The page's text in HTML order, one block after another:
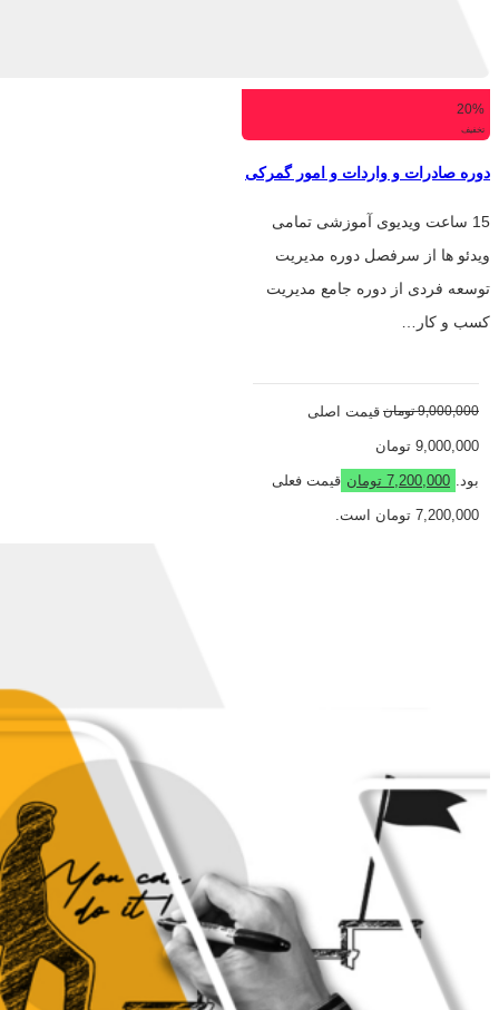
20%
تخفیف
دوره صادرات و واردات و امور گمرکی
15 ساعت ویدیوی آموزشی تمامی
ویدئو ها از سرفصل دوره مدیریت
توسعه فردی از دوره جامع مدیریت
کسب و کار…
9,000,000 تومان قیمت اصلی
9,000,000 تومان
بود. 7,200,000 تومان قیمت فعلی
7,200,000 تومان است.